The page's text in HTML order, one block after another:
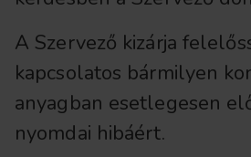
A Szervező kizárja
kapcsolatos bármilyen
anyagban esetlegesen
nyomdai hibáért.